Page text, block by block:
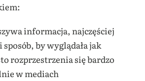
informacja, najczęściej
by wyglądała jak
rozprzestrzenia się bardzo
w mediach